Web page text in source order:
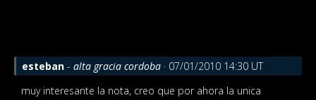
esteban - alta gracia cordoba · 07/01/2010 14:30 UT
muy interesante la nota, creo que por ahora la unica